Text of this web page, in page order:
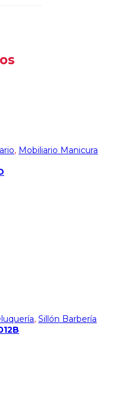
, Mobiliario Manicura
, Sillón Barbería